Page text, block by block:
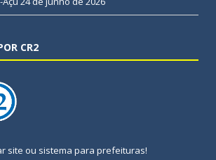
CR2
site ou sistema para prefeituras!